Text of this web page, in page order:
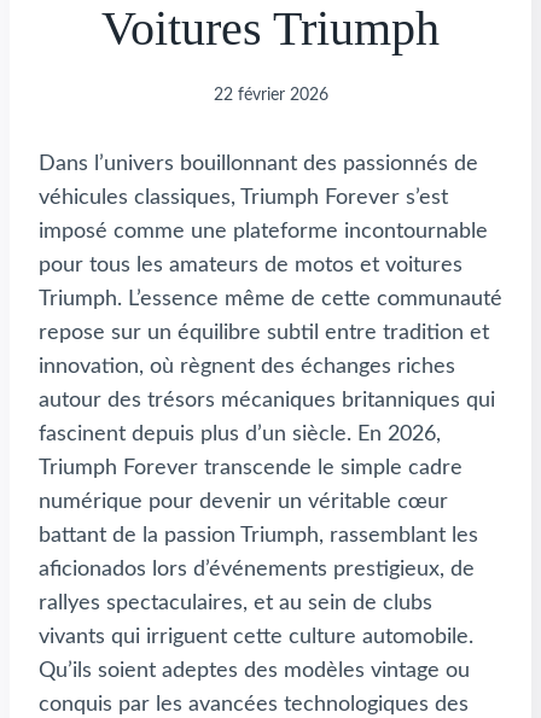
Voitures Triumph
22 février 2026
Dans l’univers bouillonnant des passionnés de
véhicules classiques, Triumph Forever s’est
imposé comme une plateforme incontournable
pour tous les amateurs de motos et voitures
Triumph. L’essence même de cette communauté
repose sur un équilibre subtil entre tradition et
innovation, où règnent des échanges riches
autour des trésors mécaniques britanniques qui
fascinent depuis plus d’un siècle. En 2026,
Triumph Forever transcende le simple cadre
numérique pour devenir un véritable cœur
battant de la passion Triumph, rassemblant les
aficionados lors d’événements prestigieux, de
rallyes spectaculaires, et au sein de clubs
vivants qui irriguent cette culture automobile.
Qu’ils soient adeptes des modèles vintage ou
conquis par les avancées technologiques des